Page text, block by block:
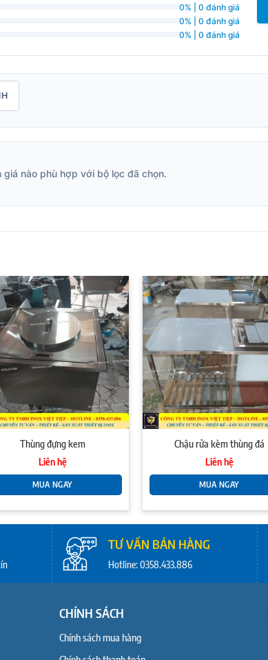
0% | 0 đánh giá
0% | 0 đánh giá
0% | 0 đánh giá
giá nào phù hợp với bộ lọc đã chọn.
Thùng đựng kem
Liên hệ
MUA NGAY
Chậu rửa kèm thùng đá
Liên hệ
MUA NGAY
TƯ VẤN BÁN HÀNG
Hotline: 0358.433.886
CHÍNH SÁCH
Chính sách mua hàng